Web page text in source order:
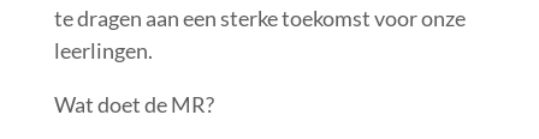
te dragen aan een sterke toekomst voor onze
leerlingen.
Wat doet de MR?